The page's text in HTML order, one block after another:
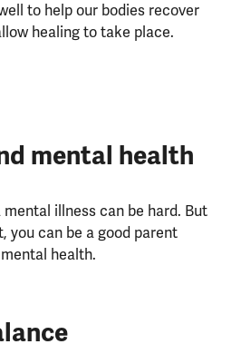
to help our bodies recover
healing to take place.
mental health
illness can be hard. But
you can be a good parent
health.